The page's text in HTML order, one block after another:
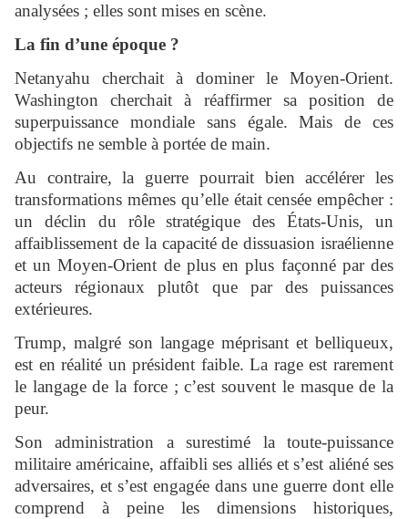
analysées ; elles sont mises en scène.
La fin d’une époque ?
Netanyahu cherchait à dominer le Moyen-Orient.
Washington cherchait à réaffirmer sa position de
superpuissance mondiale sans égale. Mais de ces
objectifs ne semble à portée de main.
Au contraire, la guerre pourrait bien accélérer les
transformations mêmes qu’elle était censée empêcher :
un déclin du rôle stratégique des États-Unis, un
affaiblissement de la capacité de dissuasion israélienne
et un Moyen-Orient de plus en plus façonné par des
acteurs régionaux plutôt que par des puissances
extérieures.
Trump, malgré son langage méprisant et belliqueux,
est en réalité un président faible. La rage est rarement
le langage de la force ; c’est souvent le masque de la
peur.
Son administration a surestimé la toute-puissance
militaire américaine, affaibli ses alliés et s’est aliéné ses
adversaires, et s’est engagée dans une guerre dont elle
comprend à peine les dimensions historiques,